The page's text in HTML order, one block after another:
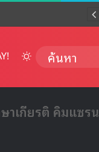
Switch skin
าเกียรติ คิมแซร